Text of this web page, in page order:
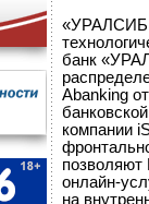
«УРАЛСИБ
банк
Abanking
компании
онлайн-
на